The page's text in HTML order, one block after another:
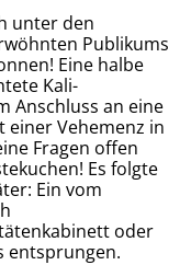
unter den
Publikums
Eine halbe
Kali-
Anschluss an eine
einer Vehemenz in
Fragen offen
Es folgte
Ein vom
oder
entsprungen.